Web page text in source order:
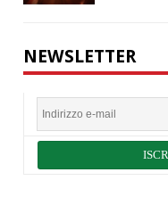
NEWSLETTER